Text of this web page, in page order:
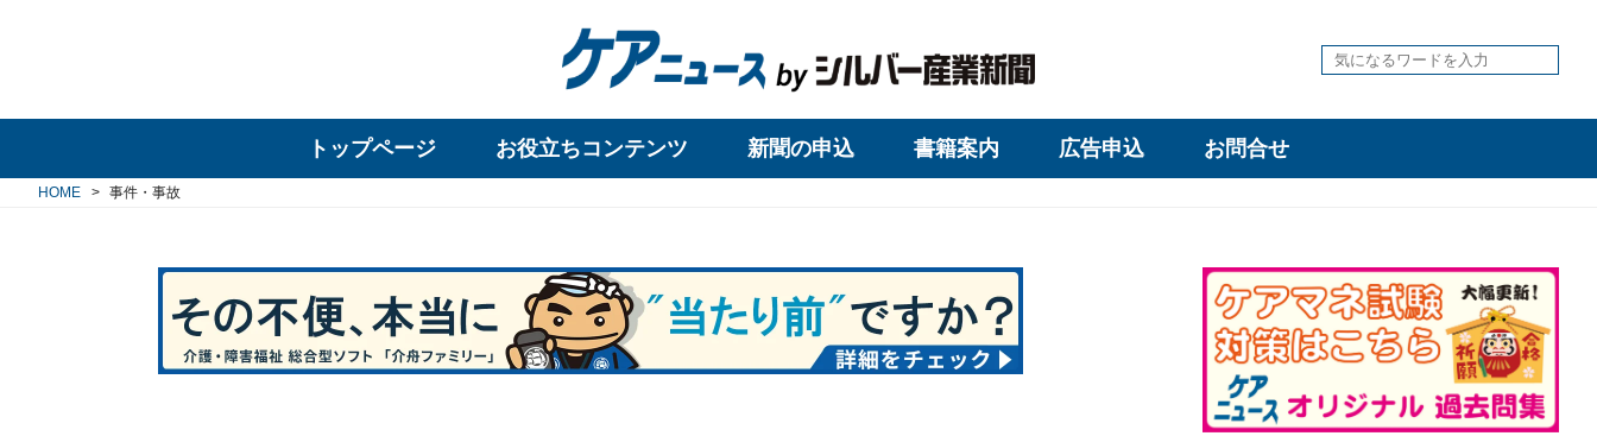
トップページ お役立ちコンテンツ 新聞の申込 書籍案内 広告申込 お問合せ
HOME 事件・事故